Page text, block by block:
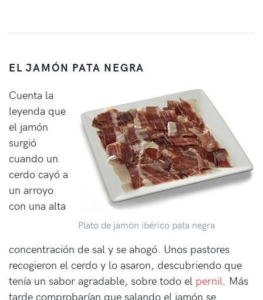
EL JAMÓN PATA NEGRA
Plato de jamón ibérico pata negra
Cuenta la
leyenda que
el jamón
surgió
cuando un
cerdo cayó a
un arroyo
con una alta
concentración de sal y se ahogó. Unos pastores
recogieron el cerdo y lo asaron, descubriendo que
tenía un sabor agradable, sobre todo el pernil . Más
tarde comprobarían que salando el jamón se